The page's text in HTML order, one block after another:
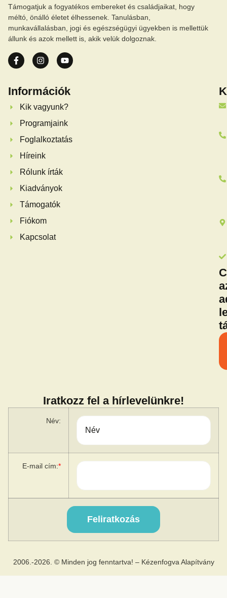
Támogatjuk a fogyatékos embereket és családjaikat, hogy
méltó, önálló életet élhessenek. Tanulásban,
munkavállalásban, jogi és egészségügyi ügyekben is mellettük
állunk és azok mellett is, akik velük dolgoznak.
Információk
Kik vagyunk?
Programjaink
Foglalkoztatás
Híreink
Rólunk írták
Kiadványok
Támogatók
Fiókom
Kapcsolat
Iratkozz fel a hírlevelünkre!
Név:
E-mail cím:*
2006.-2026. © Minden jog fenntartva! – Kézenfogva Alapítvány